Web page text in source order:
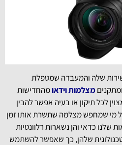
שלה והמעבדה שמטפלת
מצלמות וידאומהחדישות
לכל תיקון או בעיה אפשר להבין
מי שמחפש מצלמה שתשרת אותו זמן
שלנו כדאי והן נשארות רלוונטיות
שלהן, כך שאפשר להשתמש